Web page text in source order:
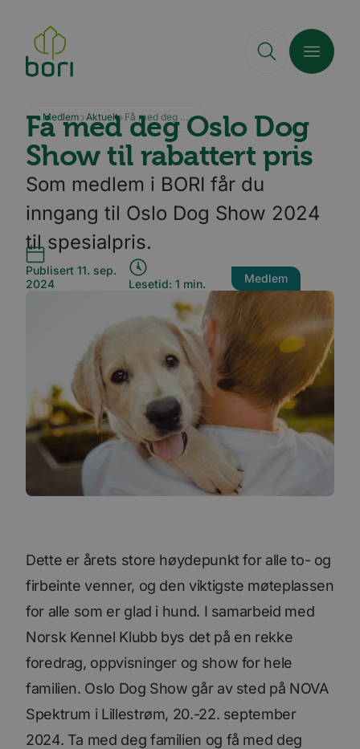
hovedinnhold
Medlem Aktuelt Få med deg Oslo Dog Show til rabattert pris
Få med deg Oslo Dog
Show til rabattert pris
Som medlem i BORI får du
inngang til Oslo Dog Show 2024
til spesialpris.
Publisert 11. sep.
2024
Lesetid: 1 min. Medlem
Dette er årets store høydepunkt for alle to- og
firbeinte venner, og den viktigste møteplassen
for alle som er glad i hund. I samarbeid med
Norsk Kennel Klubb bys det på en rekke
foredrag, oppvisninger og show for hele
familien. Oslo Dog Show går av sted på NOVA
Spektrum i Lillestrøm, 20.-22. september
2024. Ta med deg familien og få med deg